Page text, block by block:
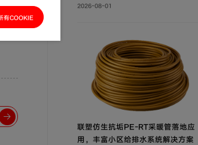
管应
水流传递的给周围环境带来的影响，付诸实
为追求高品质生活的消费者带来福音。
2026-08-01
联塑仿生抗垢PE‑RT采暖管落地应
用，丰富小区给排水系统解决方案
有COOKIE